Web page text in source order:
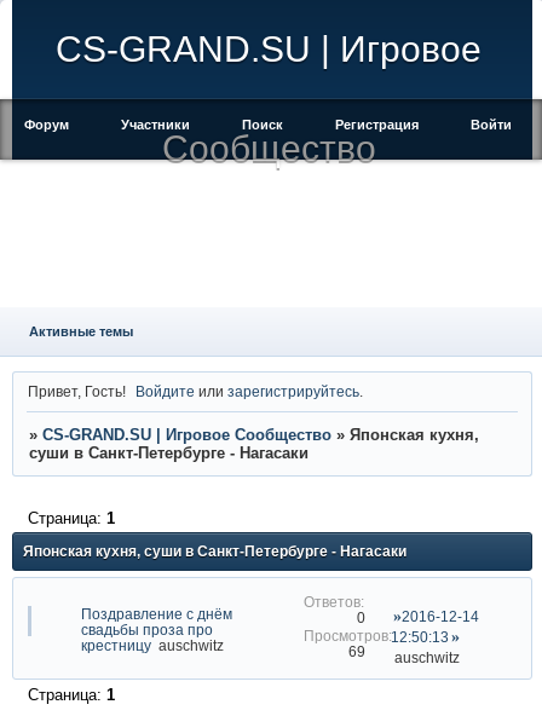
CS-GRAND.SU | Игровое
Сообщество
Форум Участники Поиск Регистрация Войти
Активные темы
Привет, Гость! Войдите илизарегистрируйтесь
» CS-GRAND.SU | Игровое Сообщество » Японская кухня,
суши в Санкт-Петербурге - Нагасаки
Японская кухня, суши в Санкт-Петербурге - Нагасаки
Страница: 1
Поздравление с днём
свадьбы проза про
крестницу auschwitz
0
69
2016-12-14
12:50:13
auschwitz
Страница: 1